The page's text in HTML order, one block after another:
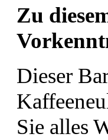
Zu
Dieser
Sie alles